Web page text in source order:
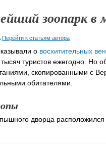
зоопарк в
Перейти к статьям автора
о восхитительных
тысяч туристов ежегодно.
скопированными с
обитателями.
дворца